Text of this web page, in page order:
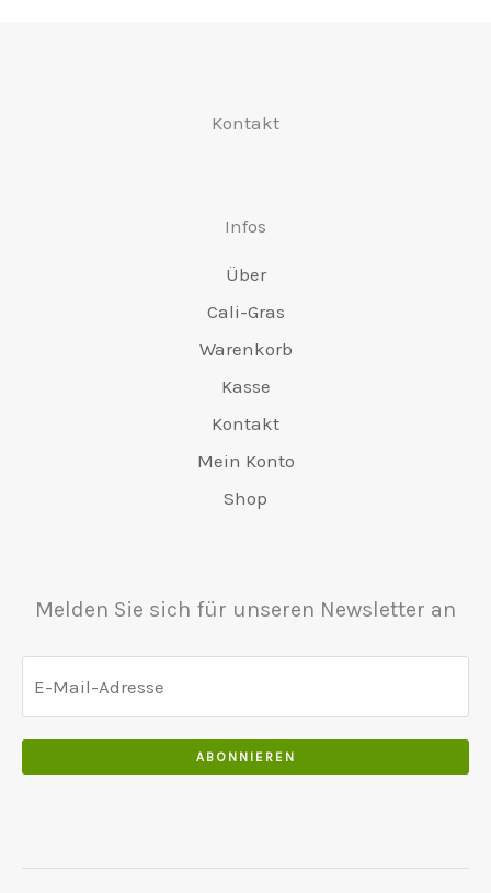
ausgewählt
Kontakt
Infos
Über
Cali-Gras
Warenkorb
Kasse
Kontakt
Mein Konto
Shop
Melden Sie sich für unseren Newsletter an
ABONNIEREN